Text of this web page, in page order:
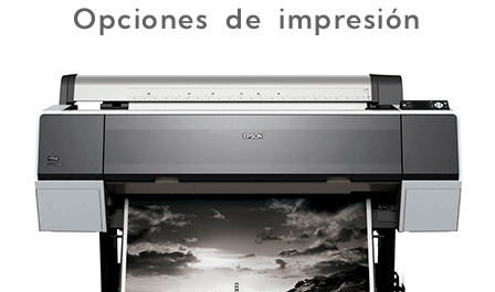
Opciones de impresión